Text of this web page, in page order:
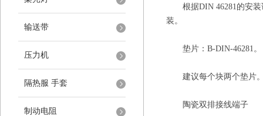
输送带
压力机
隔热服 手套
制动电阻
根据DIN 46281的安装
装。
垫片：B-DIN-46281。
建议每个块两个垫片
陶瓷双排接线端子